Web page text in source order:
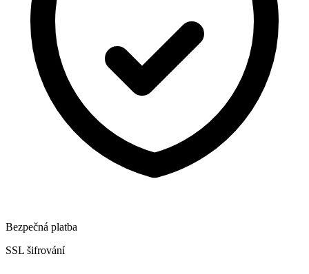
Bezpečná platba
SSL šifrování